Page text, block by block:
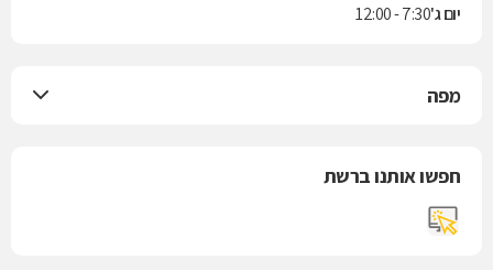
יום ג'7:30 - 12:00
מפה
חפשו אותנו ברשת